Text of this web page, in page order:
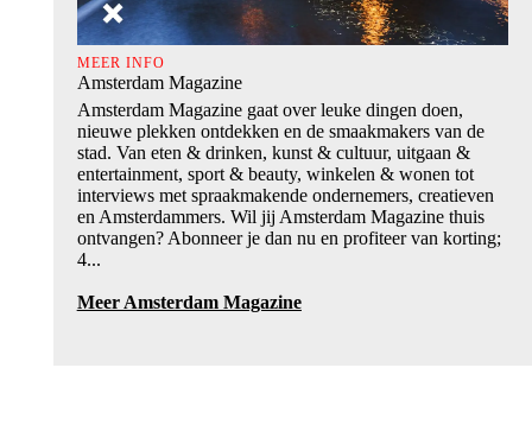
MEER INFO
Amsterdam Magazine
Amsterdam Magazine gaat over leuke dingen doen,
nieuwe plekken ontdekken en de smaakmakers van de
stad. Van eten & drinken, kunst & cultuur, uitgaan &
entertainment, sport & beauty, winkelen & wonen tot
interviews met spraakmakende ondernemers, creatieven
en Amsterdammers. Wil jij Amsterdam Magazine thuis
ontvangen? Abonneer je dan nu en profiteer van korting;
4...
Meer Amsterdam Magazine